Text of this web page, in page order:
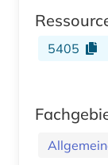
5405